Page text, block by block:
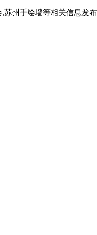
苏州手绘墙等相关信息发